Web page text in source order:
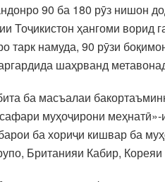
90 ба 180 рӯз нишон
Тоҷикистон ҳангоми ворид
тарк намуда, 90 рӯзи
шаҳрванд
ба масъалаи
муҳоҷирони
ба хориҷи кишвар ба
Британияи Кабир,